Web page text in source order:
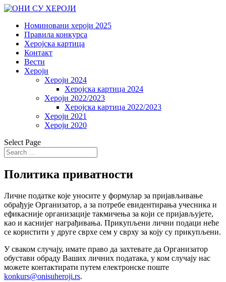
Номиновани хероји 2025
Правила конкурса
Херојска картица
Контакт
Вести
Хероји
Хероји 2024
Херојска картица 2024
Хероји 2022/2023
Херојска картица 2022/2023
Хероји 2021
Хероји 2020
Select Page
Политика приватности
Личне податке које уносите у формулар за пријављивање
обрађује Организатор, а за потребе евидентирања учесника и
ефикасније организације такмичења за који се пријављујете,
као и каснијег награђивања. Прикупљени лични подаци неће
се користити у друге сврхе сем у сврху за коју су прикупљени.
У сваком случају, имате право да захтевате да Организатор
обустави обраду Ваших личних података, у ком случају нас
можете контактирати путем електронске поште
konkurs@onisuheroji.rs.